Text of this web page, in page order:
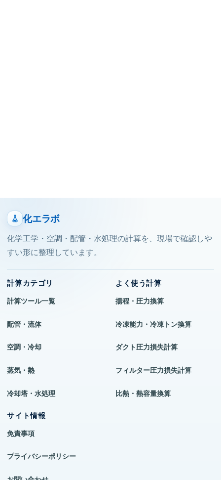
化エラボ
化学工学・空調・配管・水処理の計算を、現場で確認しや
すい形に整理しています。
計算カテゴリ
計算ツール一覧
配管・流体
空調・冷却
蒸気・熱
冷却塔・水処理
よく使う計算
揚程・圧力換算
冷凍能力・冷凍トン換算
ダクト圧力損失計算
フィルター圧力損失計算
比熱・熱容量換算
サイト情報
免責事項
プライバシーポリシー